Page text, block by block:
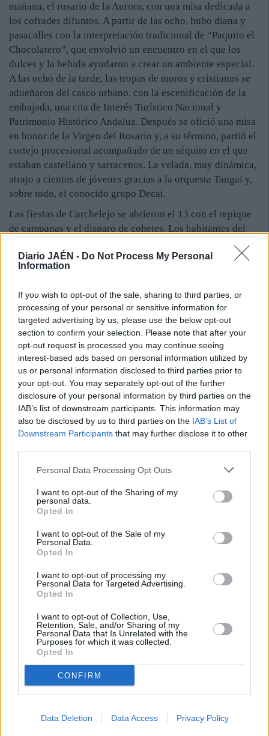
Diario JAÉN - Do Not Process My Personal
Information
If you wish to opt-out of the sale, sharing to third parties, or
processing of your personal or sensitive information for
targeted advertising by us, please use the below opt-out
section to confirm your selection. Please note that after your
opt-out request is processed you may continue seeing
interest-based ads based on personal information utilized by
us or personal information disclosed to third parties prior to
your opt-out. You may separately opt-out of the further
disclosure of your personal information by third parties on the
IAB’s list of downstream participants. This information may
also be disclosed by us to third parties on the IAB’s List of
Downstream Participants that may further disclose it to other
Personal Data Processing Opt Outs
I want to opt-out of the Sharing of my
personal data.
Opted In
I want to opt-out of the Sale of my
Personal Data.
Opted In
I want to opt-out of processing my
Personal Data for Targeted Advertising.
Opted In
I want to opt-out of Collection, Use,
Retention, Sale, and/or Sharing of my
Personal Data that Is Unrelated with the
Purposes for which it was collected.
Opted In
CONFIRM
Data Deletion Data Access Privacy Policy
mañana, el rosario de la Aurora, con una misa dedicada a
los cofrades difuntos. A partir de las ocho, hubo diana y
pasacalles con la interpretación tradicional de “Paquito el
Chocolatero”, que envolvió un encuentro en el que los
dulces y la bebida ayudaron a crear un ambiente especial.
A las ocho de la tarde, las tropas de moros y cristianos se
adueñaron del casco urbano, con la escenificación de la
embajada, una cita de Interés Turístico Nacional y
Patrimonio Histórico Andaluz. Después se ofició una misa
en honor de la Virgen del Rosario y, a su término, partió el
cortejo procesional acompañado de un séquito en el que
estaban castellano y sarracenos. La velada, muy dinámica,
atrajo a cientos de jóvenes gracias a la orquesta Tangai y,
sobre todo, el conocido grupo Decai.
Las fiestas de Carchelejo se abrieron el 13 con el repique
de campanas y el disparo de cohetes. Los habitantes del
pueblo, ataviados con trajes típicos se concentraron para
ir, en una caravana de carrozas, a honrar a la Virgen, a la
que se ofrecieron flores. Tras una verbena se eligieron a la
cabalgata de gigantes y cabezudos, acompañada de la
asociación cultural Amigos de la Música. Al término de
una eucaristía, la patrona salió acompañada de
avanzadillas de moros y cristianos. Luego hubo verbena.